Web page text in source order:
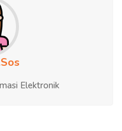
Elektronik